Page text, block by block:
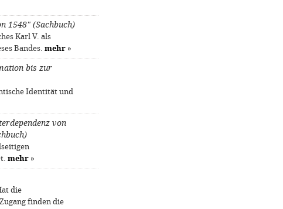
1548" (Sachbuch)
Karl V. als
Bandes. mehr »
bis zur
Identität und
von
mehr »
die
finden die